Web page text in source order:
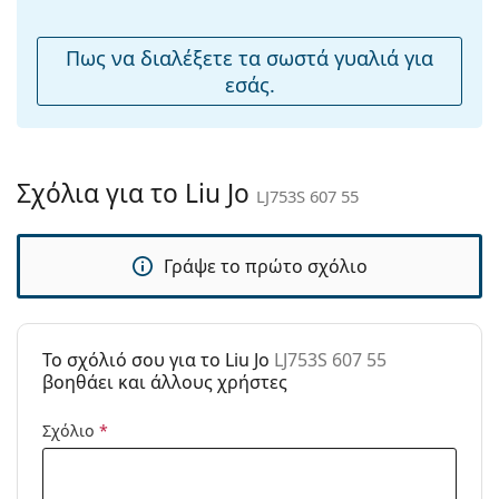
άρθρωση:
Όχι
Αξεσουάρ
Πανί
καθαρισμού:
Όχι
Τύπος:
Γυναικεία
Μάρκα:
Liu Jo
LJ753S 607 55
Πως να διαλέξετε τα σωστά γυαλιά για
εσάς.
Σχόλια για το Liu Jo LJ753S 607 55
Γράψε το πρώτο σχόλιο
To σχόλιό σου για το Liu Jo LJ753S 607 55
βοηθάει και άλλους χρήστες
Σχόλιο *